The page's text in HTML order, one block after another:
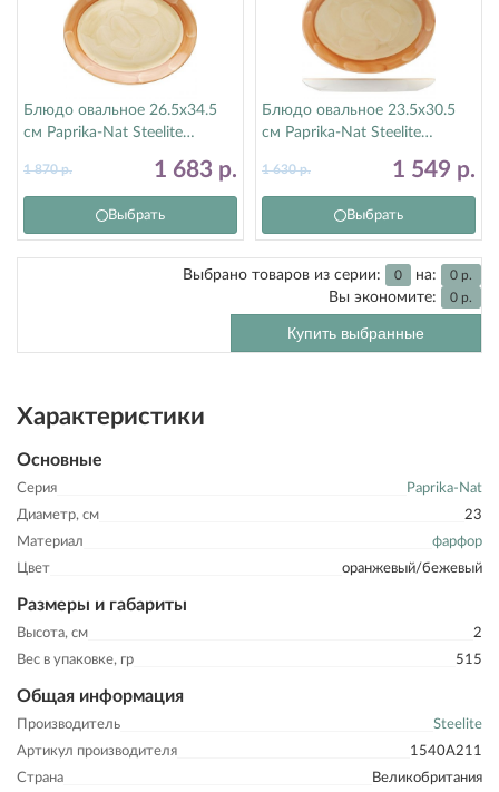
Блюдо овальное 26.5х34.5
см Paprika-Nat Steelite
1 683 р.
1 870р.
Выбрать
Блюдо овальное 23.5х30.5
см Paprika-Nat Steelite
1 549 р.
1 630р.
Выбрать
Выбрано товаров из серии: 0 на: 0 р.
Вы экономите: 0 р.
Купить выбранные
Характеристики
Основные
Серия
Paprika-Nat
Диаметр, см
23
Материал
фарфор
Цвет
оранжевый/бежевый
Размеры и габариты
Высота, см
2
Вес в упаковке, гр
515
Общая информация
Производитель
Steelite
Артикул производителя
1540A211
Страна
Великобритания